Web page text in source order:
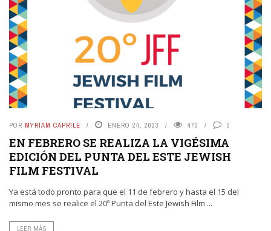
POR MYRIAM CAPRILE ENERO 24, 2023 470 0
EN FEBRERO SE REALIZA LA VIGÉSIMA
EDICIÓN DEL PUNTA DEL ESTE JEWISH
FILM FESTIVAL
Ya está todo pronto para que el 11 de febrero y hasta el 15 del
mismo mes se realice el 20º Punta del Este Jewish Film ...
LEER MÁS